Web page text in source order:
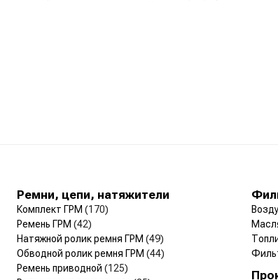
Ремни, цепи, натяжители
Комплект ГРМ (170)
Ремень ГРМ (42)
Натяжной ролик ремня ГРМ (49)
Обводной ролик ремня ГРМ (44)
Ремень приводной (125)